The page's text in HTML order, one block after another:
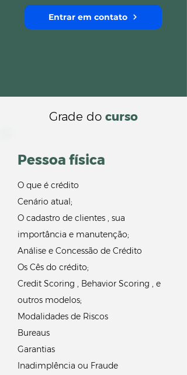
Entrar em contato
Grade do curso
Pessoa física
O que é crédito
Cenário atual;
O cadastro de clientes , sua
importância e manutenção;
Análise e Concessão de Crédito
Os Cês do crédito;
Credit Scoring , Behavior Scoring , e
outros modelos;
Modalidades de Riscos
Bureaus
Garantias
Inadimplência ou Fraude